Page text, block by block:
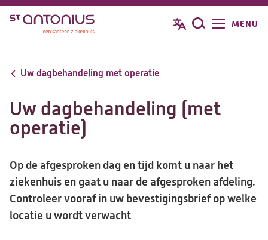
Overslaan
inhoud
Zoeken
MENU
Uw dagbehandeling met operatie
Uw dagbehandeling (met
operatie)
Op de afgesproken dag en tijd komt u naar het
ziekenhuis en gaat u naar de afgesproken afdeling.
Controleer vooraf in uw bevestigingsbrief op welke
locatie u wordt verwacht